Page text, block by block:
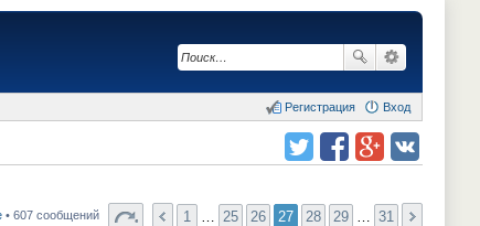
Вход
Регистрация
• 607 сообщений 1 25 26 27 28 29 31